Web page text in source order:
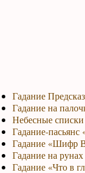
Гадание
Гадание на
Небесные
Гадание-пасьянс
Гадание «Шифр
Гадание на
Гадание «Что в